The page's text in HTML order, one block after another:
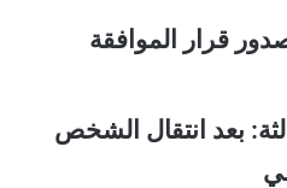
قرار الموافقة
بعد انتقال الشخص